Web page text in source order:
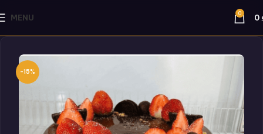
MENU 0 0
-15%